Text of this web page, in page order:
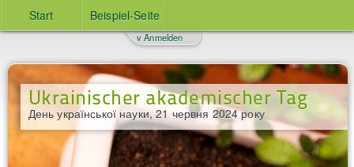
Start Beispiel-Seite
Ukrainischer akademischer Tag
День української науки, 21 червня 2024 року
v Anmelden